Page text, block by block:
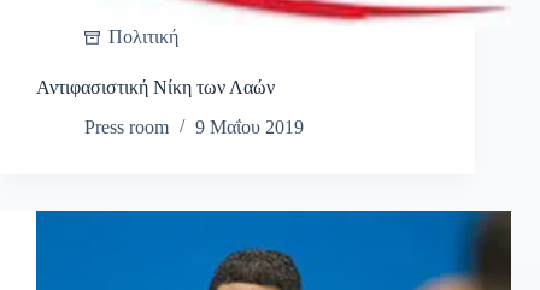
Πολιτική
Αντιφασιστική Νίκη των Λαών
Press room
9 Μαΐου 2019